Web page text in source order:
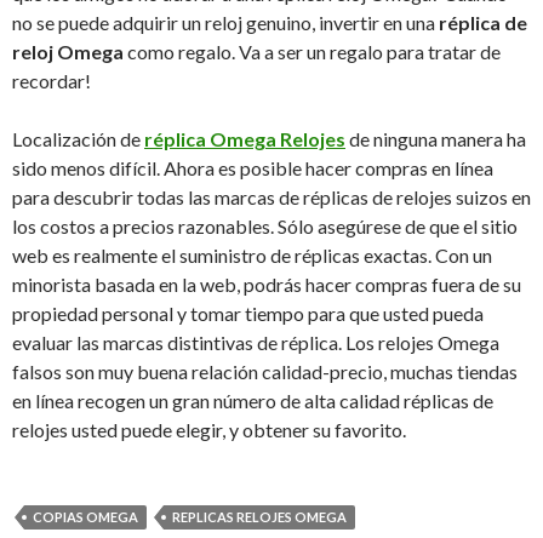
no se puede adquirir un reloj genuino, invertir en una réplica de
reloj Omega como regalo. Va a ser un regalo para tratar de
recordar!
Localización de réplica Omega Relojes de ninguna manera ha
sido menos difícil. Ahora es posible hacer compras en línea
para descubrir todas las marcas de réplicas de relojes suizos en
los costos a precios razonables. Sólo asegúrese de que el sitio
web es realmente el suministro de réplicas exactas. Con un
minorista basada en la web, podrás hacer compras fuera de su
propiedad personal y tomar tiempo para que usted pueda
evaluar las marcas distintivas de réplica. Los relojes Omega
falsos son muy buena relación calidad-precio, muchas tiendas
en línea recogen un gran número de alta calidad réplicas de
relojes usted puede elegir, y obtener su favorito.
COPIAS OMEGA REPLICAS RELOJES OMEGA